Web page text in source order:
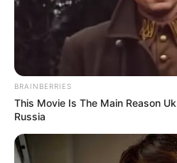
Συνελήφθη ο
Moderna από τις
ΗΠΑ
BRAINBERRIES
This Movie Is The Main Reason
Russia